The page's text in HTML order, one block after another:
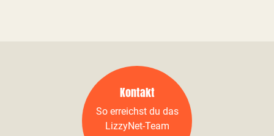
Kontakt
So erreichst du das
LizzyNet-Team